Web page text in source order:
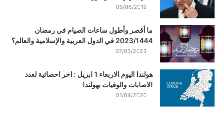
09/06/2019
ما أقصر وأطول ساعات الصيام في رمضان
2023/1444 في الدول العربية والإسلامية والعالم؟
07/03/2023
هولندا اليوم الاربعاء 1 ابريل : اخر احصائية لعدد
الاصابات والوفيات بهولندا
01/04/2020